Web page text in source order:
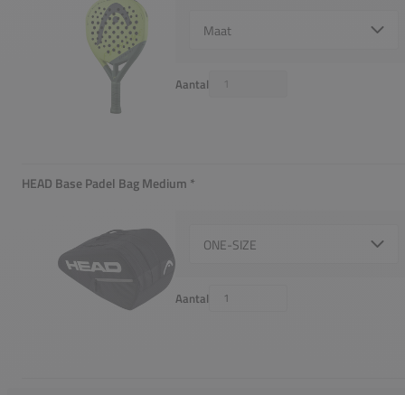
Aantal
HEAD Base Padel Bag Medium *
Aantal